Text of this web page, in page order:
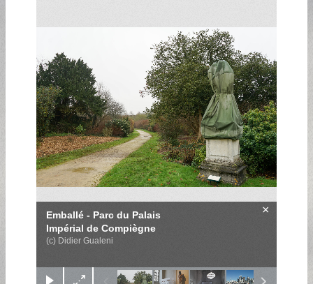
Emballé - Parc du Palais
Impérial de Compiègne
(c) Didier Gualeni
×